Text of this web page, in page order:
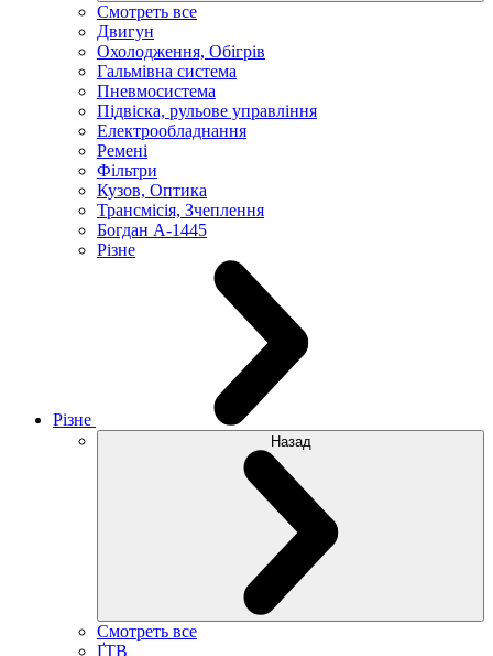
Смотреть все
Двигун
Охолодження, Обігрів
Гальмівна система
Пневмосистема
Підвіска, рульове управління
Електрообладнання
Ремені
Фільтри
Кузов, Оптика
Трансмісія, Зчеплення
Богдан А-1445
Різне
Різне
Назад
Смотреть все
ҐТВ